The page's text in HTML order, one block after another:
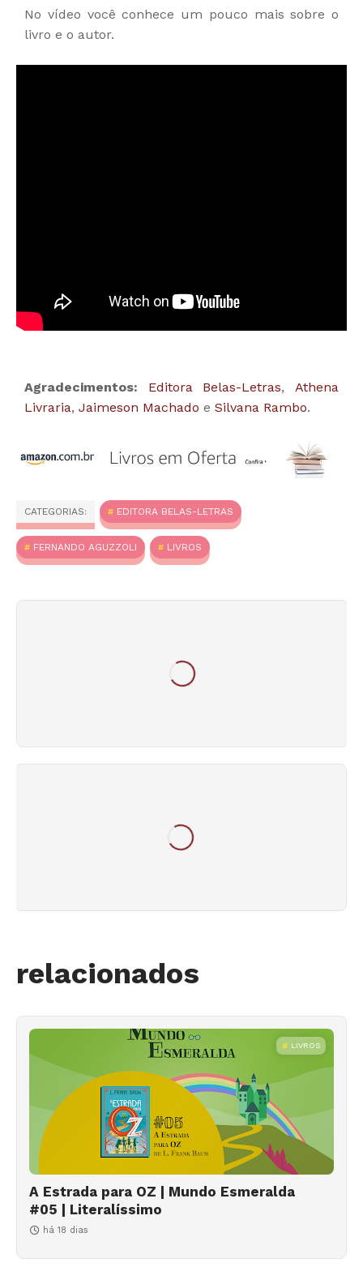
No vídeo você conhece um pouco mais sobre o
livro e o autor.
Agradecimentos: Editora Belas-Letras,Athena
Livraria, Jaimeson Machado e Silvana Rambo.
CATEGORIAS: EDITORA BELAS-LETRAS
FERNANDO AGUZZOLI LIVROS
relacionados
LIVROS
A Estrada para OZ | Mundo Esmeralda
#05 | Literalíssimo
há 18 dias